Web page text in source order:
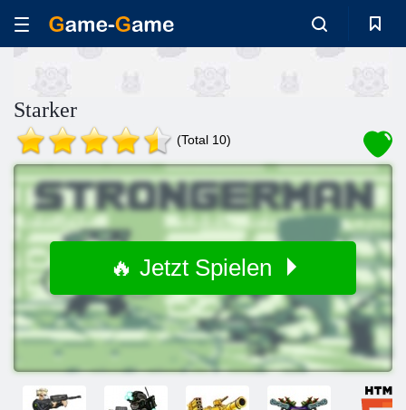
Starker
(Total 10)
🔥 Jetzt Spielen